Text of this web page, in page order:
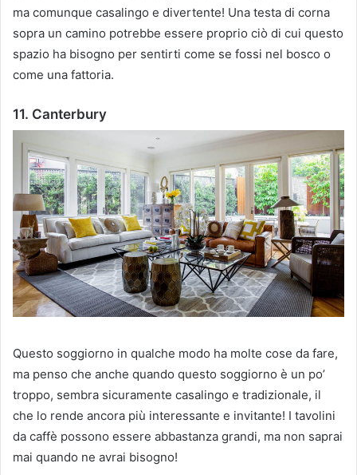
ma comunque casalingo e divertente! Una testa di corna
sopra un camino potrebbe essere proprio ciò di cui questo
spazio ha bisogno per sentirti come se fossi nel bosco o
come una fattoria.
11. Canterbury
Questo soggiorno in qualche modo ha molte cose da fare,
ma penso che anche quando questo soggiorno è un po’
troppo, sembra sicuramente casalingo e tradizionale, il
che lo rende ancora più interessante e invitante! I tavolini
da caffè possono essere abbastanza grandi, ma non saprai
mai quando ne avrai bisogno!